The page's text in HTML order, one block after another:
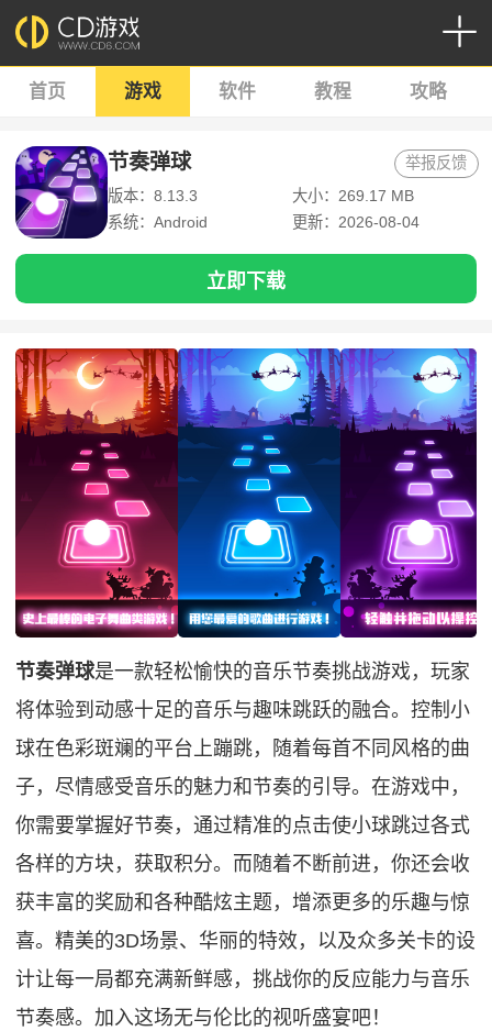
首页 游戏 软件 教程 攻略
节奏弹球
版本：8.13.3
大小：269.17 MB
系统：Android
更新：2026-08-04
举报反馈
立即下载
节奏弹球是一款轻松愉快的音乐节奏挑战游戏，玩家
将体验到动感十足的音乐与趣味跳跃的融合。控制小
球在色彩斑斓的平台上蹦跳，随着每首不同风格的曲
子，尽情感受音乐的魅力和节奏的引导。在游戏中，
你需要掌握好节奏，通过精准的点击使小球跳过各式
各样的方块，获取积分。而随着不断前进，你还会收
获丰富的奖励和各种酷炫主题，增添更多的乐趣与惊
喜。精美的3D场景、华丽的特效，以及众多关卡的设
计让每一局都充满新鲜感，挑战你的反应能力与音乐
节奏感。加入这场无与伦比的视听盛宴吧！